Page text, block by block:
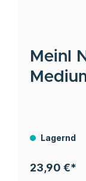
Meinl
Lagernd
23,90 €*